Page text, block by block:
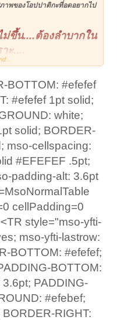
พของโอปปาติกะที่อดอยากไป
ขึ้น....ต้องลำบากใน
....
ทำของท่าน....ผลกรรมที่ทำให้
รือขนม จัดไว้ชุดนึงให้
ละเรียกชื่อเขาให้มากินอาหาร
ะทำให้พ่อแม่ที่ตัดสินใจ
งครับ....
ห้มากนะครับ....
ทำแท้งเพราะเด็กเขาไม่มี
ของเราๆ ก็ก้มหน้ารับ
เลยครับ....มันบาป
BOTTOM: #efefef
#efefef 1pt solid;
white;
solid; BORDER-
mso-cellspacing:
#EFEFEF .5pt;
padding-alt: 3.6pt
cellPadding=0
style="mso-yfti-
mso-yfti-lastrow:
BOTTOM: #efefef;
BOTTOM:
PADDING-
#efebef;
RIGHT: